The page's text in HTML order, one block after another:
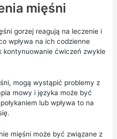
mięśni
gorzej reagują na leczenie i
wpływa na ich codzienne
kontynuowanie ćwiczeń zwykle
mogą wystąpić problemy z
mowy i języka może być
lub wpływa to na
mięśni może być związane z